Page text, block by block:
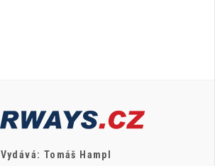
Vydává: Tomáš Hampl